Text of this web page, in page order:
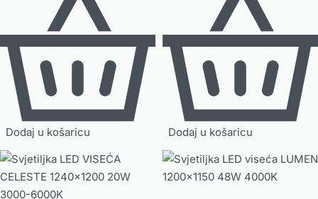
Dodaj u košaricu Dodaj u košaricu